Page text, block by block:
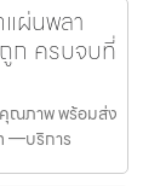
ผ่นพลา
ก ครบจบที่
ณภาพ พร้อมส่ง
—บริการ